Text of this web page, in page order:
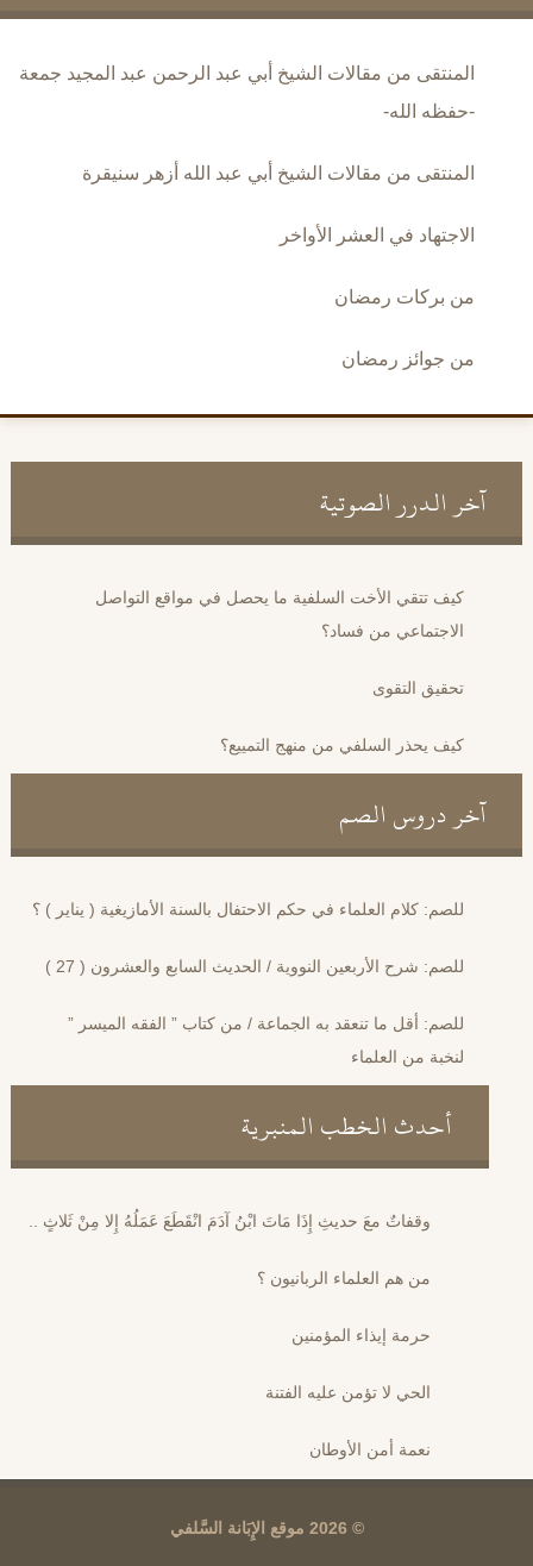
المنتقى من مقالات الشيخ أبي عبد الرحمن عبد المجيد جمعة
-حفظه الله-
المنتقى من مقالات الشيخ أبي عبد الله أزهر سنيقرة
الاجتهاد في العشر الأواخر
من بركات رمضان
من جوائز رمضان
آخر الدرر الصوتية
كيف تتقي الأخت السلفية ما يحصل في مواقع التواصل
الاجتماعي من فساد؟
تحقيق التقوى
كيف يحذر السلفي من منهج التمييع؟
آخر دروس الصم
للصم: كلام العلماء في حكم الاحتفال بالسنة الأمازيغية ( يناير ) ؟
للصم: شرح الأربعين النووية / الحديث السابع والعشرون ( 27 )
للصم: أقل ما تنعقد به الجماعة / من كتاب ” الفقه الميسر ”
لنخبة من العلماء
أحدث الخطب المنبرية
وقفاتٌ معَ حديثِ إِذَا مَاتَ ابْنُ آدَمَ انْقَطَعَ عَمَلُهُ إِلا مِنْ ثَلاثٍ ..
من هم العلماء الربانيون ؟
حرمة إيذاء المؤمنين
الحي لا تؤمن عليه الفتنة
نعمة أمن الأوطان
© 2026 موقع الإِبَانة السَّلفي